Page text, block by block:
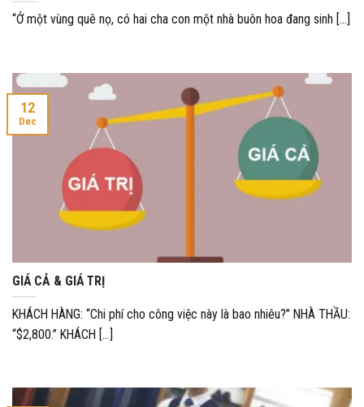
“Ở một vùng quê nọ, có hai cha con một nhà buôn hoa đang sinh [...]
GIÁ CẢ & GIÁ TRỊ
KHÁCH HÀNG: “Chi phí cho công việc này là bao nhiêu?” NHÀ THẦU:
“$2,800.” KHÁCH [...]
12
Dec